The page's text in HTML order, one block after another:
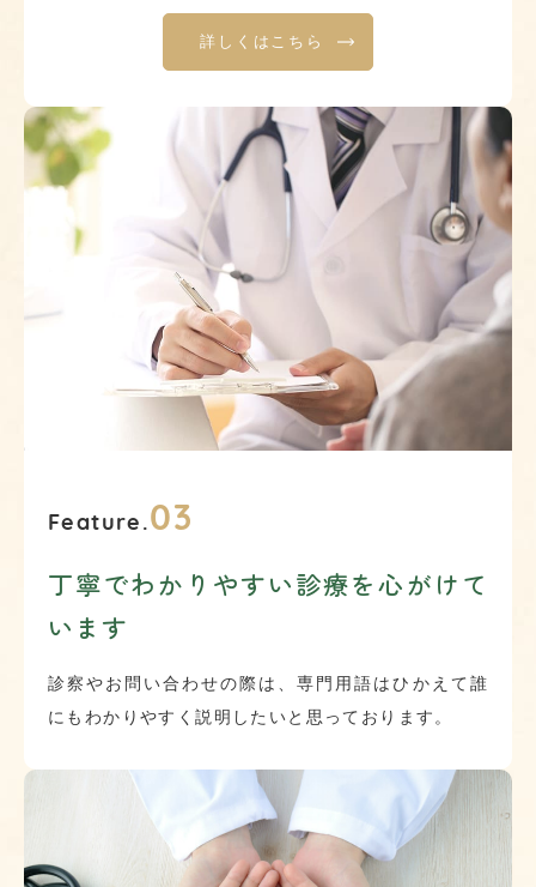
詳しくはこちら
Feature.03
丁寧でわかりやすい診療を心がけて
います
診察やお問い合わせの際は、専門用語はひかえて誰
にもわかりやすく説明したいと思っております。